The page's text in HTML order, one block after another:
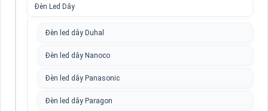
Đèn Led Dây
Đèn led dây Duhal
Đèn led dây Nanoco
Đèn led dây Panasonic
Đèn led dây Paragon